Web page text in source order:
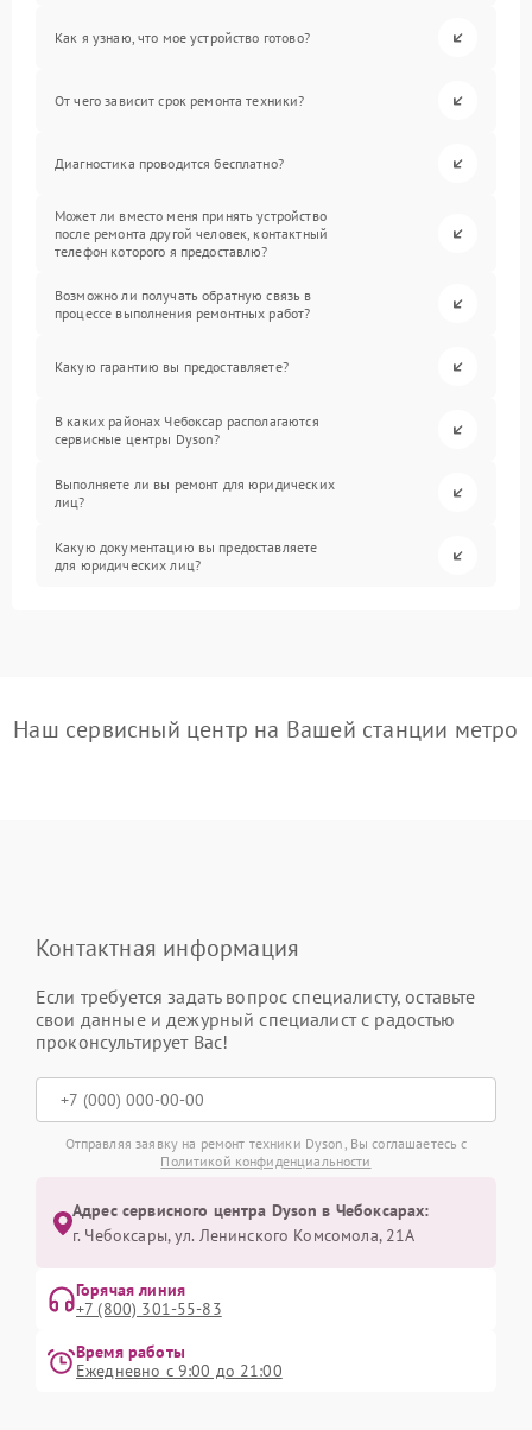
Как я узнаю, что мое устройство готово?
От чего зависит срок ремонта техники?
Диагностика проводится бесплатно?
Может ли вместо меня принять устройство
после ремонта другой человек, контактный
телефон которого я предоставлю?
Возможно ли получать обратную связь в
процессе выполнения ремонтных работ?
Какую гарантию вы предоставляете?
В каких районах Чебоксар располагаются
сервисные центры Dyson?
Выполняете ли вы ремонт для юридических
лиц?
Какую документацию вы предоставляете
для юридических лиц?
Наш сервисный центр на Вашей станции метро
Контактная информация
Если требуется задать вопрос специалисту, оставьте
свои данные и дежурный специалист с радостью
проконсультирует Вас!
Отправляя заявку на ремонт техники Dyson, Вы соглашаетесь с
Политикой конфиденциальности
Адрес сервисного центра Dyson в Чебоксарах:
г. Чебоксары, ул. Ленинского Комсомола, 21А
Горячая линия
+7 (800) 301-55-83
Время работы
Ежедневно с 9:00 до 21:00